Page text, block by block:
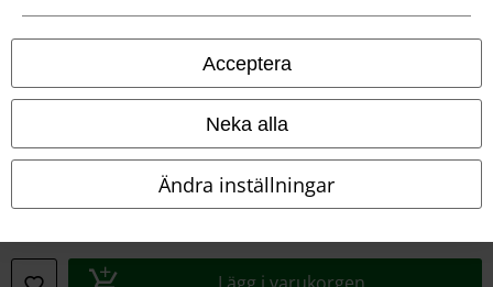
Acceptera
Neka alla
Ändra inställningar
Lägg i varukorgen
Villkor
Om oss
Ladda ner villkoren
Avfallshantering och miljöskydd
Försäkran om överensstämmelse